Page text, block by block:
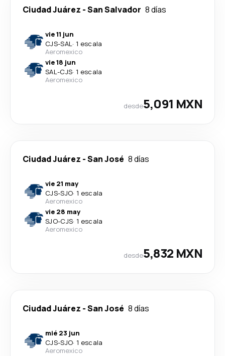
Ciudad Juárez -San Salvador 8 días
vie 11 jun
CJS-SAL· 1 escala
Aeromexico
vie 18 jun
SAL-CJS· 1 escala
Aeromexico
desde5,091 MXN
Ciudad Juárez -San José 8 días
vie 21 may
CJS-SJO· 1 escala
Aeromexico
vie 28 may
SJO-CJS· 1 escala
Aeromexico
desde5,832 MXN
Ciudad Juárez -San José 8 días
mié 23 jun
CJS-SJO· 1 escala
Aeromexico